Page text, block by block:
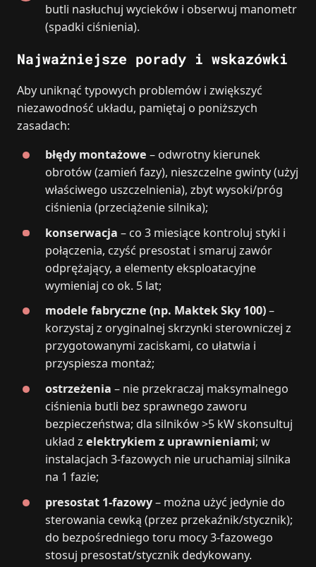
butli nasłuchuj wycieków i obserwuj manometr
(spadki ciśnienia).
Najważniejsze porady i wskazówki
Aby uniknąć typowych problemów i zwiększyć
niezawodność układu, pamiętaj o poniższych
zasadach:
błędy montażowe – odwrotny kierunek
obrotów (zamień fazy), nieszczelne gwinty (użyj
właściwego uszczelnienia), zbyt wysoki/próg
ciśnienia (przeciążenie silnika);
konserwacja – co 3 miesiące kontroluj styki i
połączenia, czyść presostat i smaruj zawór
odprężający, a elementy eksploatacyjne
wymieniaj co ok. 5 lat;
modele fabryczne (np. Maktek Sky 100)–
korzystaj z oryginalnej skrzynki sterowniczej z
przygotowanymi zaciskami, co ułatwia i
przyspiesza montaż;
ostrzeżenia – nie przekraczaj maksymalnego
ciśnienia butli bez sprawnego zaworu
bezpieczeństwa; dla silników >5 kW skonsultuj
układ zelektrykiem z uprawnieniami; w
instalacjach 3‑fazowych nie uruchamiaj silnika
na 1 fazie;
presostat 1‑fazowy– można użyć jedynie do
sterowania cewką (przez przekaźnik/stycznik);
do bezpośredniego toru mocy 3‑fazowego
stosuj presostat/stycznik dedykowany.